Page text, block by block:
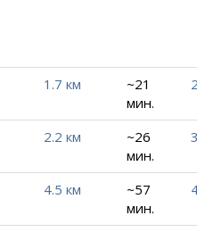
1.7 км
~21
мин.
2.2 км
~26
мин.
4.5 км
~57
мин.